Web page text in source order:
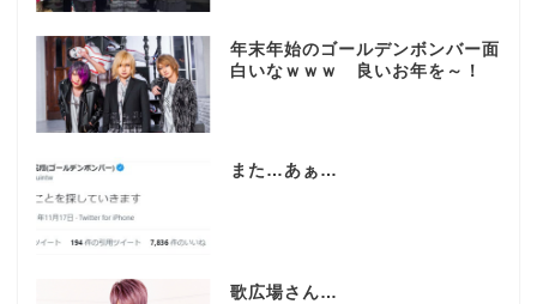
年末年始のゴールデンボンバー面
白いなｗｗｗ 良いお年を～！
また…あぁ…
歌広場さん…